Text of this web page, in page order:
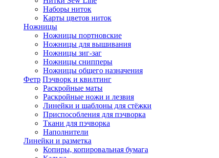
Наборы ниток
Карты цветов ниток
Ножницы
Ножницы портновские
Ножницы для вышивания
Ножницы зиг-заг
Ножницы снипперы
Ножницы общего назначения
Фетр Пэчворк и квилтинг
Раскройные маты
Раскройные ножи и лезвия
Линейки и шаблоны для стёжки
Приспособления для пэчворка
Ткани для пэчворка
Наполнители
Линейки и разметка
Копиры, копировальная бумага